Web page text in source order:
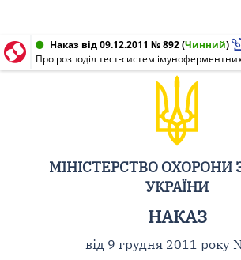
Наказ від 09.12.2011 № 892(Чинний)
МІНІСТЕРСТВО ОХОРОНИ
УКРАЇНИ
НАКАЗ
від 9 грудня 2011 року